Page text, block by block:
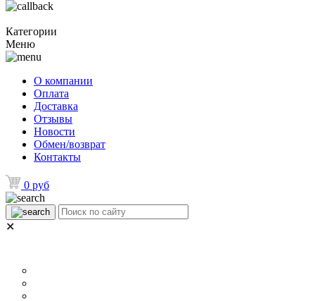
Категории
Меню
О компании
Оплата
Доставка
Отзывы
Новости
Обмен/возврат
Контакты
0 руб
✕